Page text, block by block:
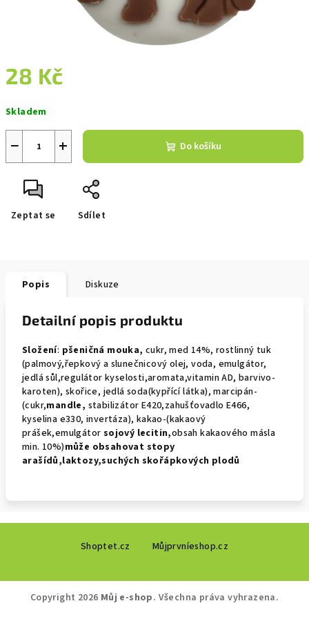
28 Kč
cena:
Skladem
+
− Do košíku
Zeptat se Sdílet
Popis Diskuze
Detailní popis produktu
Složení: pšeničná mouka,cukr, med 14%, rostlinný tuk
(palmový,řepkový a slunečnicový olej, voda, emulgátor,
jedlá sůl,regulátor kyselosti,aromata,vitamin AD, barvivo-
karoten), skořice, jedlá soda(kypřící látka), marcipán-
(cukr,mandle, stabilizátor E420,zahušťovadlo E466,
kyselina e330, invertáza), kakao-(kakaový
prášek,emulgátor sojový lecitin,obsah kakaového másla
min. 10%)může obsahovat stopy
arašídů,laktozy,suchých skořápkových plodů
Shoptet.cz Můjprvníeshop.cz
Copyright 2026 Můj e-shop. Všechna práva vyhrazena.